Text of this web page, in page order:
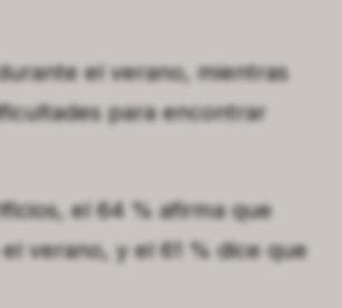
el verano, mientras
para encontrar
el 64 % afirma que
verano, y el 61 % dice que